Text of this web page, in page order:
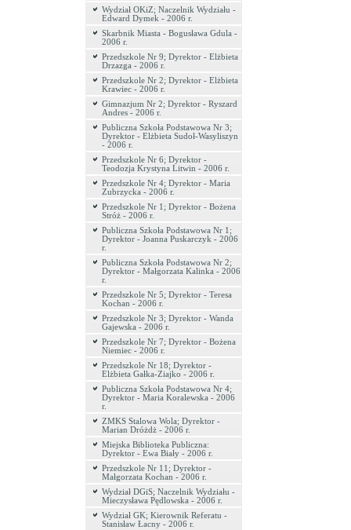
Wydział OKiZ; Naczelnik Wydziału -
Edward Dymek - 2006 r.
Skarbnik Miasta - Bogusława Gdula -
2006 r.
Przedszkole Nr 9; Dyrektor - Elżbieta
Drzazga - 2006 r.
Przedszkole Nr 2; Dyrektor - Elżbieta
Krawiec - 2006 r.
Gimnazjum Nr 2; Dyrektor - Ryszard
Andres - 2006 r.
Publiczna Szkoła Podstawowa Nr 3;
Dyrektor - Elżbieta Sudoł-Wasyliszyn
- 2006 r.
Przedszkole Nr 6; Dyrektor -
Teodozja Krystyna Litwin - 2006 r.
Przedszkole Nr 4; Dyrektor - Maria
Zubrzycka - 2006 r.
Przedszkole Nr 1; Dyrektor - Bożena
Stróż - 2006 r.
Publiczna Szkoła Podstawowa Nr 1;
Dyrektor - Joanna Puskarczyk - 2006
r.
Publiczna Szkoła Podstawowa Nr 2;
Dyrektor - Małgorzata Kalinka - 2006
r.
Przedszkole Nr 5; Dyrektor - Teresa
Kochan - 2006 r.
Przedszkole Nr 3; Dyrektor - Wanda
Gajewska - 2006 r.
Przedszkole Nr 7; Dyrektor - Bożena
Niemiec - 2006 r.
Przedszkole Nr 18; Dyrektor -
Elżbieta Gałka-Ziajko - 2006 r.
Publiczna Szkoła Podstawowa Nr 4;
Dyrektor - Maria Koralewska - 2006
r.
ZMKS Stalowa Wola; Dyrektor -
Marian Dróżdż - 2006 r.
Miejska Biblioteka Publiczna:
Dyrektor - Ewa Biały - 2006 r.
Przedszkole Nr 11; Dyrektor -
Małgorzata Kochan - 2006 r.
Wydział DGiS; Naczelnik Wydziału -
Mieczysława Pędlowska - 2006 r.
Wydział GK; Kierownik Referatu -
Stanisław Łacny - 2006 r.